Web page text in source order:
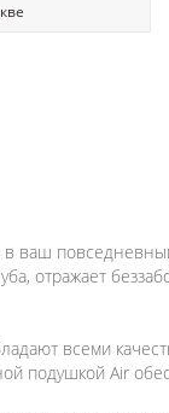
в ваш
отражает
всеми
подушкой Air